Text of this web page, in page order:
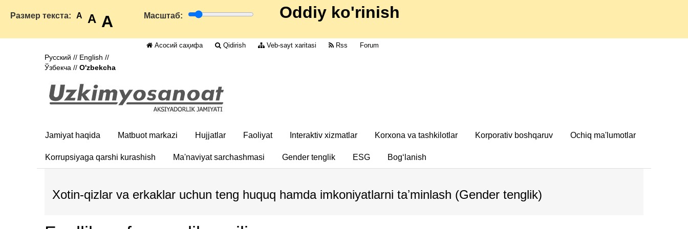
Размер текста: A A A Масштаб: Oddiy ko'rinish
Асосий саҳифа Qidirish Veb-sayt xaritasi Rss
Forum
Русский // English //
Ўзбекча // O'zbekcha
Jamiyat haqida Matbuot markazi Hujjatlar Faoliyat Interaktiv xizmatlar Korxona va tashkilotlar Korporativ boshqaruv Ochiq ma'lumotlar
Korrupsiyaga qarshi kurashish Ma'naviyat sarchashmasi Gender tenglik ESG Bog‘lanish
Xotin-qizlar va erkaklar uchun teng huquq hamda imkoniyatlarni taʼminlash (Gender tenglik)